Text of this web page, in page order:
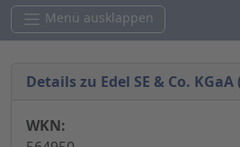
Menü ausklappen
Details zu Edel SE & Co.
WKN: